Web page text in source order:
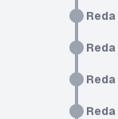
Reda
Reda
Reda
Reda